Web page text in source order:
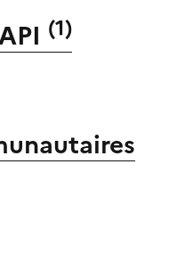
(1)